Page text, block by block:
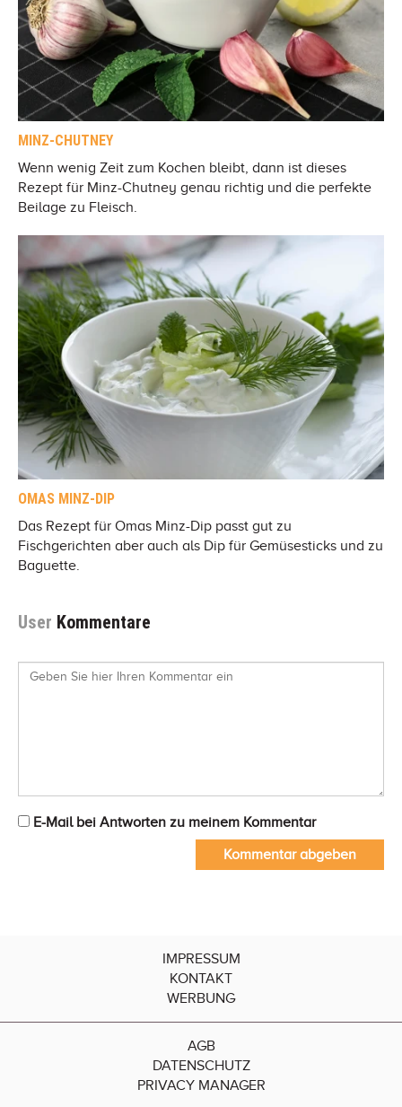
MINZ-CHUTNEY
Wenn wenig Zeit zum Kochen bleibt, dann ist dieses
Rezept für Minz-Chutney genau richtig und die perfekte
Beilage zu Fleisch.
OMAS MINZ-DIP
Das Rezept für Omas Minz-Dip passt gut zu
Fischgerichten aber auch als Dip für Gemüsesticks und zu
Baguette.
User Kommentare
E-Mail bei Antworten zu meinem Kommentar
Kommentar abgeben
IMPRESSUM
KONTAKT
WERBUNG
AGB
DATENSCHUTZ
PRIVACY MANAGER